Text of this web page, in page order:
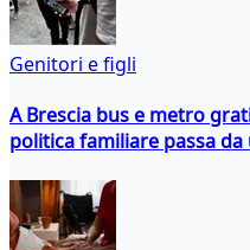
Genitori e figli
A Brescia bus e metro
politica familiare passa